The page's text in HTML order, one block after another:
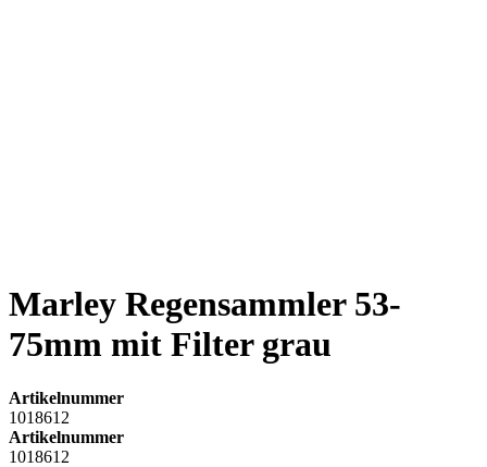
Marley Regensammler 53-
75mm mit Filter grau
Artikelnummer
1018612
Artikelnummer
1018612